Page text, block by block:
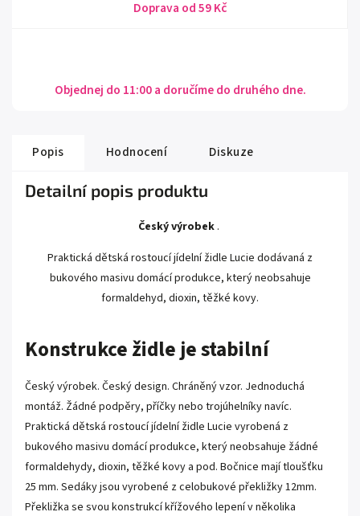
Doprava od 59 Kč
Objednej do 11:00 a doručíme do druhého dne.
Popis Hodnocení Diskuze
Detailní popis produktu
Český výrobek .
Praktická dětská rostoucí jídelní židle Lucie dodávaná z
bukového masivu domácí produkce, který neobsahuje
formaldehyd, dioxin, těžké kovy.
Konstrukce židle je stabilní
Český výrobek. Český design. Chráněný vzor. Jednoduchá
montáž. Žádné podpěry, příčky nebo trojúhelníky navíc.
Praktická dětská rostoucí jídelní židle Lucie vyrobená z
bukového masivu domácí produkce, který neobsahuje žádné
formaldehydy, dioxin, těžké kovy a pod. Bočnice mají tloušťku
25 mm. Sedáky jsou vyrobené z celobukové překližky 12mm.
Překližka se svou konstrukcí křížového lepení v několika